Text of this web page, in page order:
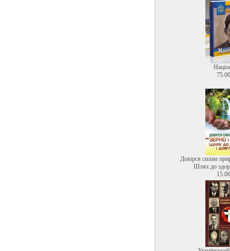
Довірся силам
Шлях до